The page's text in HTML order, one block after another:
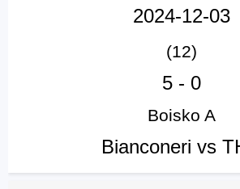
2024-12-03
(12)
5 - 0
Boisko A
Bianconeri vs